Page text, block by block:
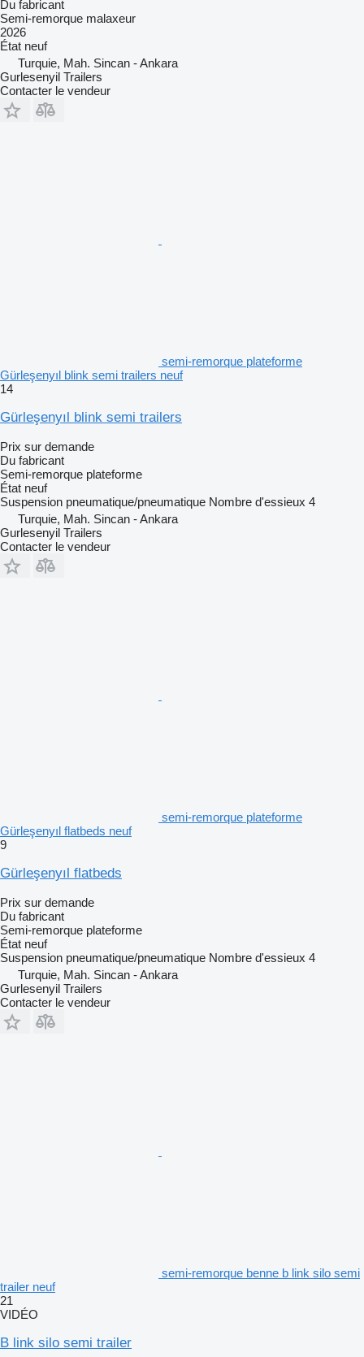
Du fabricant
Semi-remorque malaxeur
2026
État neuf
Turquie, Mah. Sincan - Ankara
Gurlesenyil Trailers
Contacter le vendeur
semi-remorque plateforme
Gürleşenyıl blink semi trailers neuf
14
Gürleşenyıl blink semi trailers
Prix sur demande
Du fabricant
Semi-remorque plateforme
État neuf
Suspension pneumatique/pneumatique Nombre d'essieux 4
Turquie, Mah. Sincan - Ankara
Gurlesenyil Trailers
Contacter le vendeur
semi-remorque plateforme
Gürleşenyıl flatbeds neuf
9
Gürleşenyıl flatbeds
Prix sur demande
Du fabricant
Semi-remorque plateforme
État neuf
Suspension pneumatique/pneumatique Nombre d'essieux 4
Turquie, Mah. Sincan - Ankara
Gurlesenyil Trailers
Contacter le vendeur
semi-remorque benne b link silo semi
trailer neuf
21
VIDÉO
B link silo semi trailer